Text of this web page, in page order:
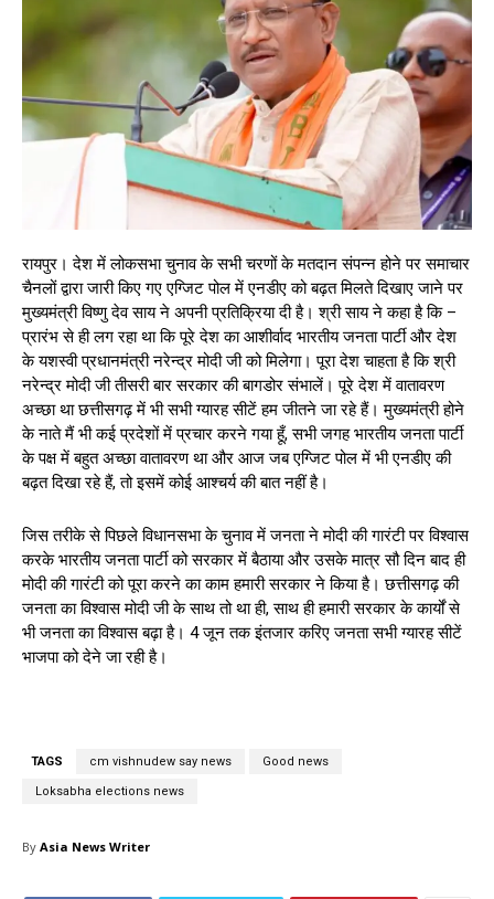
रायपुर। देश में लोकसभा चुनाव के सभी चरणों के मतदान संपन्न होने पर समाचार
चैनलों द्वारा जारी किए गए एग्जिट पोल में एनडीए को बढ़त मिलते दिखाए जाने पर
मुख्यमंत्री विष्णु देव साय ने अपनी प्रतिक्रिया दी है। श्री साय ने कहा है कि –
प्रारंभ से ही लग रहा था कि पूरे देश का आशीर्वाद भारतीय जनता पार्टी और देश
के यशस्वी प्रधानमंत्री नरेन्द्र मोदी जी को मिलेगा। पूरा देश चाहता है कि श्री
नरेन्द्र मोदी जी तीसरी बार सरकार की बागडोर संभालें। पूरे देश में वातावरण
अच्छा था छत्तीसगढ़ में भी सभी ग्यारह सीटें हम जीतने जा रहे हैं। मुख्यमंत्री होने
के नाते मैं भी कई प्रदेशों में प्रचार करने गया हूँ, सभी जगह भारतीय जनता पार्टी
के पक्ष में बहुत अच्छा वातावरण था और आज जब एग्जिट पोल में भी एनडीए की
बढ़त दिखा रहे हैं, तो इसमें कोई आश्चर्य की बात नहीं है।
जिस तरीके से पिछले विधानसभा के चुनाव में जनता ने मोदी की गारंटी पर विश्वास
करके भारतीय जनता पार्टी को सरकार में बैठाया और उसके मात्र सौ दिन बाद ही
मोदी की गारंटी को पूरा करने का काम हमारी सरकार ने किया है। छत्तीसगढ़ की
जनता का विश्वास मोदी जी के साथ तो था ही, साथ ही हमारी सरकार के कार्यों से
भी जनता का विश्वास बढ़ा है। 4 जून तक इंतजार करिए जनता सभी ग्यारह सीटें
भाजपा को देने जा रही है।
TAGS cm vishnudew say news Good news
Loksabha elections news
By Asia News Writer